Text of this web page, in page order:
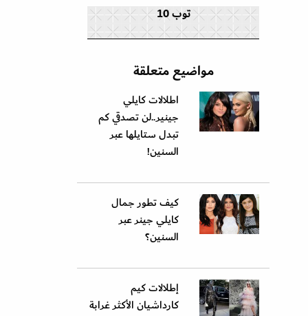
توب 10
مواضيع متعلقة
اطلالات كايلي
جينير..لن تصدقي كم
تبدل ستايلها عبر
السنين!
كيف تطور جمال
كايلي جينر عبر
السنين؟
إطلالات كيم
كارداشيان الأكثر غرابة